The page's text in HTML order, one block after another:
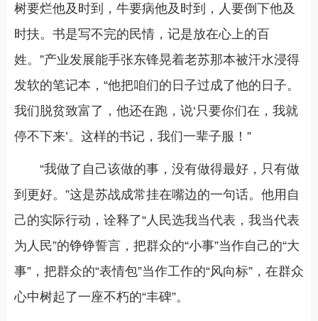
树要烂他及时到，牛要病他及时到，人要倒下他及
时扶。书是写不完的民情，记是放在心上的百
姓。”产业发展能手张东锋晃着老苏那本被汗水浸得
发软的笔记本，“他把咱们的日子过成了他的日子。
我们脱贫致富了，他还在跑，说‘只要你们在，我就
停不下来’。这样的书记，我们一辈子服！”
“我做了自己该做的事，没有做得最好，只有做
到更好。”这是苏战成常挂在嘴边的一句话。他用自
己的实际行动，诠释了“人民选我当代表，我当代表
为人民”的铮铮誓言，把群众的“小事”当作自己的“大
事”，把群众的“表情包”当作工作的“风向标”，在群众
心中树起了一座不朽的“丰碑”。